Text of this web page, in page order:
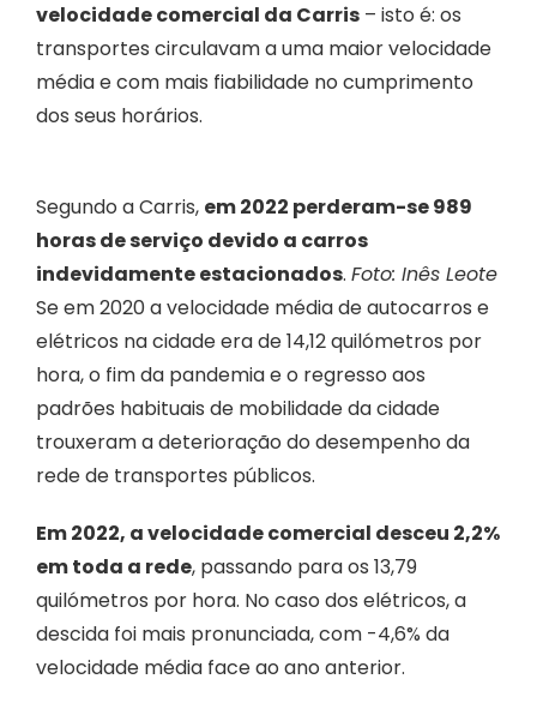
velocidade comercial da Carris – isto é: os
transportes circulavam a uma maior velocidade
média e com mais fiabilidade no cumprimento
dos seus horários.
Segundo a Carris, em 2022 perderam-se 989
horas de serviço devido a carros
indevidamente estacionados. Foto: Inês Leote
Se em 2020 a velocidade média de autocarros e
elétricos na cidade era de 14,12 quilómetros por
hora, o fim da pandemia e o regresso aos
padrões habituais de mobilidade da cidade
trouxeram a deterioração do desempenho da
rede de transportes públicos.
Em 2022, a velocidade comercial desceu 2,2%
em toda a rede, passando para os 13,79
quilómetros por hora. No caso dos elétricos, a
descida foi mais pronunciada, com -4,6% da
velocidade média face ao ano anterior.